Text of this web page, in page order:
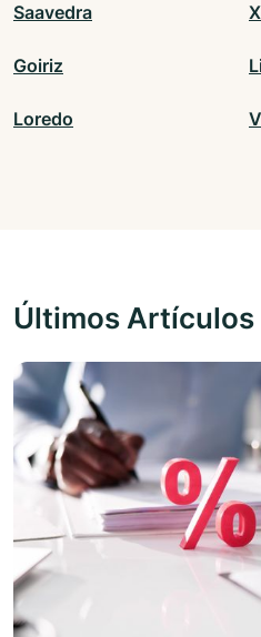
Saavedra
Goiriz
Loredo
Últimos Artículos